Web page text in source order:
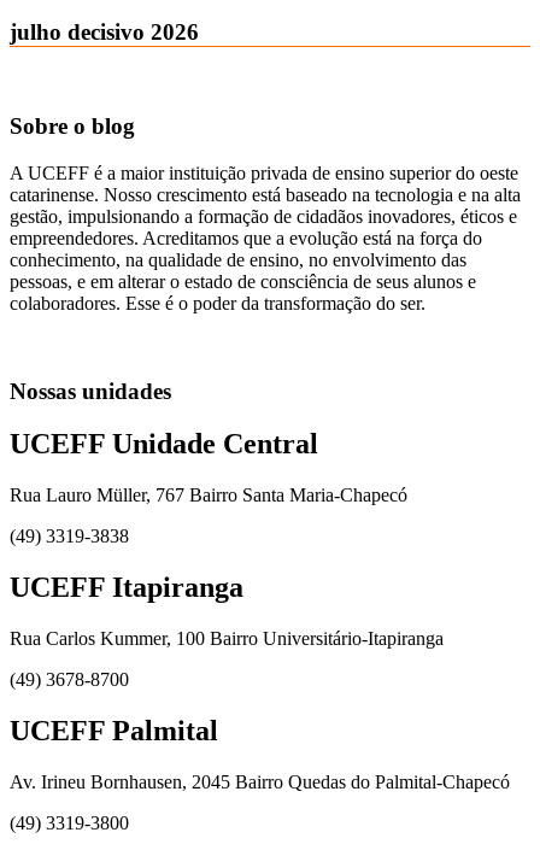
julho decisivo 2026
Sobre o blog
A UCEFF é a maior instituição privada de ensino superior do oeste
catarinense. Nosso crescimento está baseado na tecnologia e na alta
gestão, impulsionando a formação de cidadãos inovadores, éticos e
empreendedores. Acreditamos que a evolução está na força do
conhecimento, na qualidade de ensino, no envolvimento das
pessoas, e em alterar o estado de consciência de seus alunos e
colaboradores. Esse é o poder da transformação do ser.
Nossas unidades
UCEFF Unidade Central
Rua Lauro Müller, 767 Bairro Santa Maria-Chapecó
(49) 3319-3838
UCEFF Itapiranga
Rua Carlos Kummer, 100 Bairro Universitário-Itapiranga
(49) 3678-8700
UCEFF Palmital
Av. Irineu Bornhausen, 2045 Bairro Quedas do Palmital-Chapecó
(49) 3319-3800